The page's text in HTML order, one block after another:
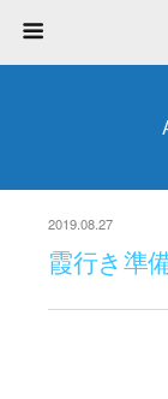
2019.08.27
霞行き準